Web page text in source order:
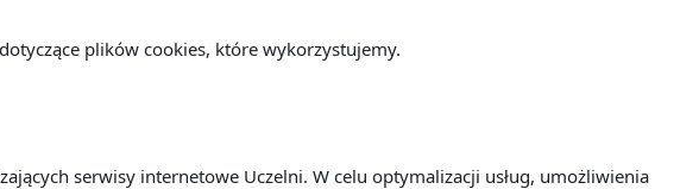
plików cookies, które wykorzystujemy.
serwisy internetowe Uczelni. W celu optymalizacji usług, umożliwienia